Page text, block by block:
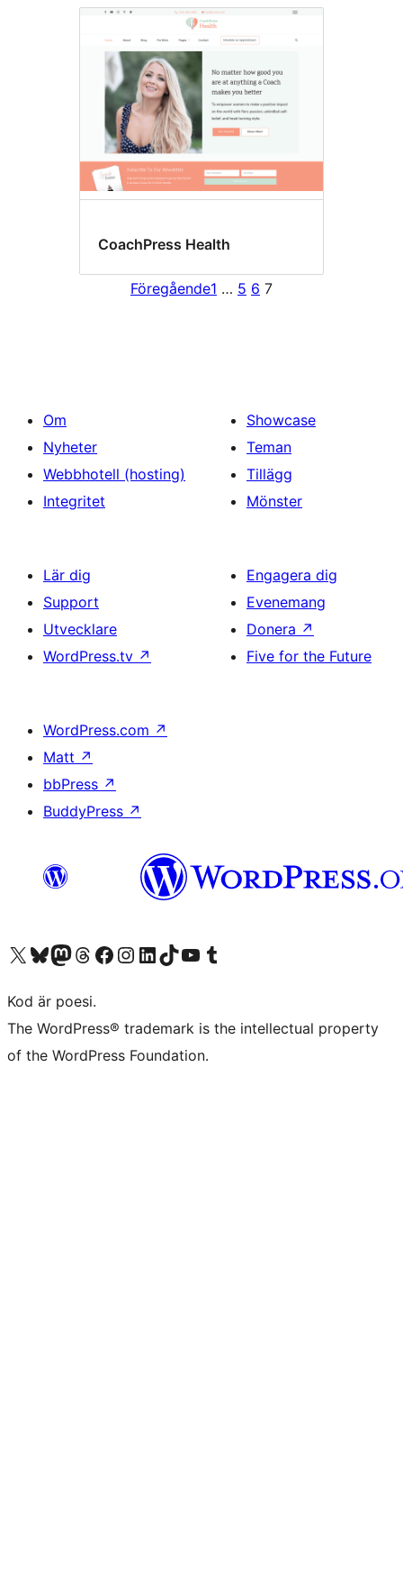
CoachPress Health
Föregående1 … 5 6 7
Om
Nyheter
Webbhotell (hosting)
Integritet
Showcase
Teman
Tillägg
Mönster
Lär dig
Support
Utvecklare
WordPress.tv ↗
Engagera dig
Evenemang
Donera ↗
Five for the Future
WordPress.com ↗
Matt ↗
bbPress ↗
BuddyPress ↗
Besök vår X-konto (f.d. Twitter)
Besök vårt Bluesky-konto
Besök vårt Mastodon-konto
Besök vårt Thread-konto
Besök vår Facebook-sidaBesök vårt Instagram-konto
Besök vårt LinkedIn-konto
Besök vårt TikTok-konto
Besök vår YouTube-kanalBesök vårt Tumblr-konto
Kod är poesi.
The WordPress® trademark is the intellectual property
of the WordPress Foundation.